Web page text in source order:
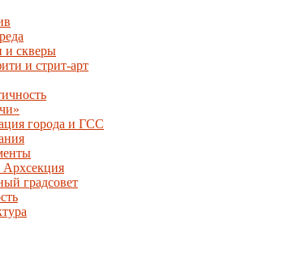
и скверы
и стрит-арт
города и ГСС
Архсекция
градсовет